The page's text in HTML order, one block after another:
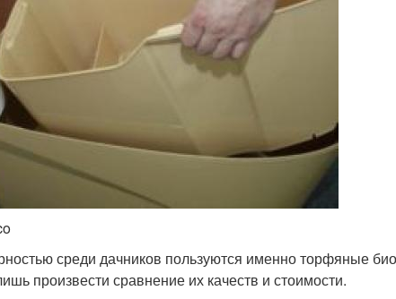
среди дачников пользуются именно торфяные
произвести сравнение их качеств и стоимости.